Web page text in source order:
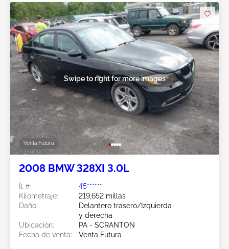
Venta Futura
Swipe to right for more images
2008 BMW 328XI 3.0L
Ít #:
45******
Kilometraje:
219,652 millas
Daño:
Delantero trasero/Izquierda
y derecha
Ubicación:
PA - SCRANTON
Fecha de venta:
Venta Futura